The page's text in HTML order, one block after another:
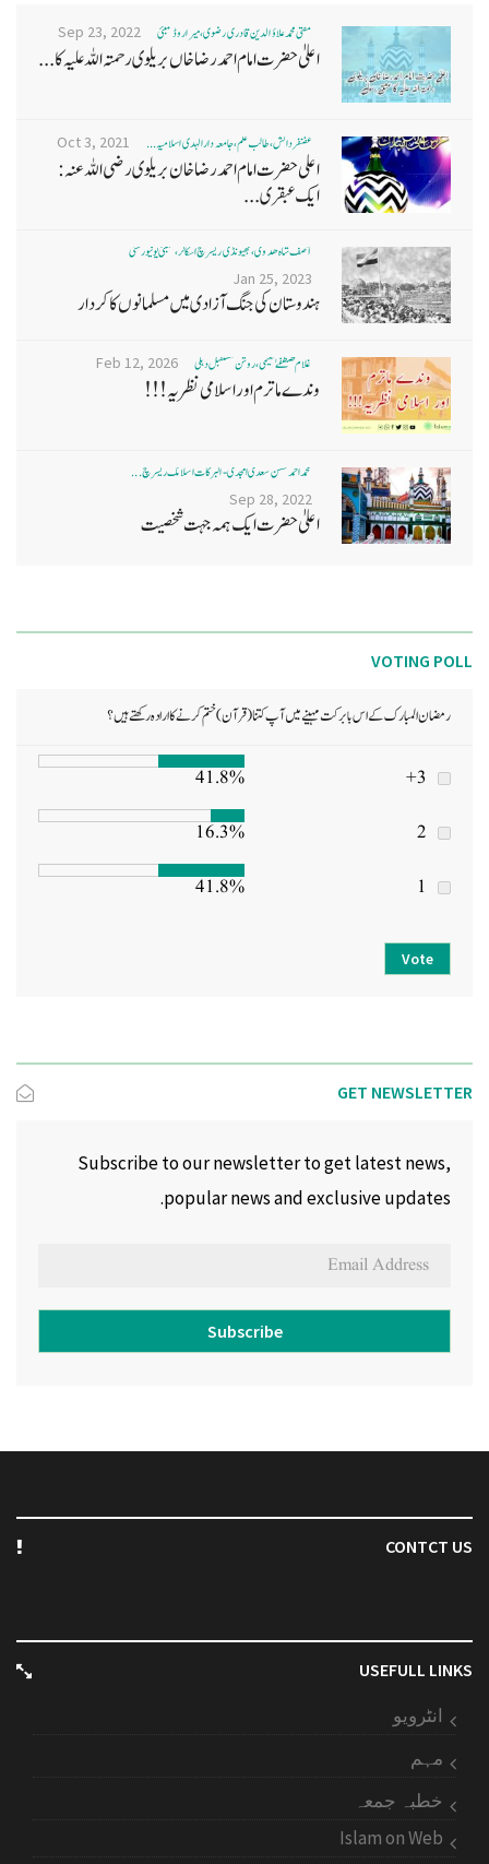
مفتی محمد علاؤ الدین قادری رضوی ، میرا روڈ ممبئی Sep 23, 2022
اعلیٰ حضرت امام احمد رضا خاں بر یلو ی رحمتہ اللہ علیہ کا...
غضنفر دانش، طالب علم، جامعہ دارالہدی اسلامیہ ... Oct 3, 2021
اعلی حضرت امام احمد رضا خان بریلوی رضی اللہ عنہ:
ایک عبقری...
آصف شاہ ھدوی، بھیونڈی ریسرچ اسکالر، ممبئی یونیورسٹی
Jan 25, 2023
ہندوستان کی جنگ آزادی میں مسلمانوں کا کردار
غلام مصطفےٰ نعیمی، روشن مستقبل دہلی Feb 12, 2026
وندے ماترم اور اسلامی نظریہ!!!
محمد احمد حسن سعدی امجدی - البرکات اسلامک ریسرچ ...
Sep 28, 2022
اعلیٰ حضرت ایک ہمہ جہت شخصیت
VOTING POLL
رمضان المبارک کے اس بابرکت مہینے میں آپ کتنا (قرآن) ختم کرنے کا ارادہ رکھتے ہیں؟
3+
41.8%
2
16.3%
1
41.8%
Vote
GET NEWSLETTER
Subscribe to our newsletter to get latest news,
popular news and exclusive updates.
Subscribe
CONTCT US
USEFULL LINKS
انٹرویو
مہم
خطبہ جمعہ
Islam on Web